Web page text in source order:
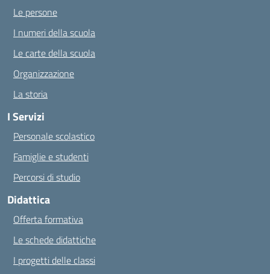
Le persone
I numeri della scuola
Le carte della scuola
Organizzazione
La storia
I Servizi
Personale scolastico
Famiglie e studenti
Percorsi di studio
Didattica
Offerta formativa
Le schede didattiche
I progetti delle classi